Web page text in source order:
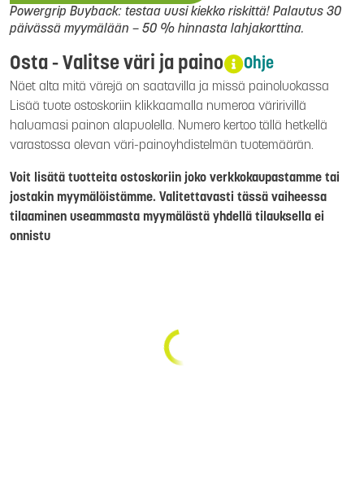
Powergrip Buyback: testaa uusi kiekko riskittä! Palautus 30
päivässä myymälään – 50 % hinnasta lahjakorttina.
Osta - Valitse väri ja paino Ohje
Näet alta mitä värejä on saatavilla ja missä painoluokassa
Lisää tuote ostoskoriin klikkaamalla numeroa väririvillä
haluamasi painon alapuolella. Numero kertoo tällä hetkellä
varastossa olevan väri-painoyhdistelmän tuotemäärän.
Voit lisätä tuotteita ostoskoriin joko verkkokaupastamme tai
jostakin myymälöistämme. Valitettavasti tässä vaiheessa
tilaaminen useammasta myymälästä yhdellä tilauksella ei
onnistu